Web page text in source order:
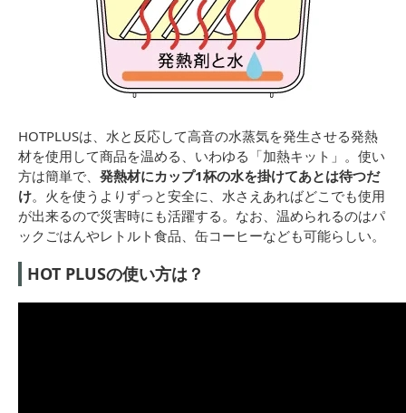
HOTPLUSは、水と反応して高音の水蒸気を発生させる発熱
材を使用して商品を温める、いわゆる「加熱キット」。使い
方は簡単で、 発熱材にカップ1杯の水を掛けてあとは待つだ
け。火を使うよりずっと安全に、水さえあればどこでも使用
が出来るので災害時にも活躍する。なお、温められるのはパ
ックごはんやレトルト食品、缶コーヒーなども可能らしい。
HOT PLUSの使い方は？